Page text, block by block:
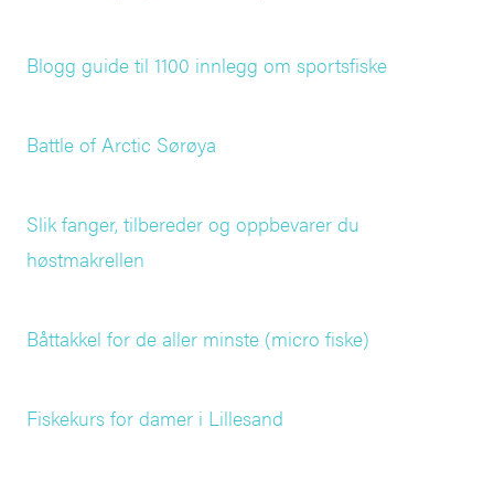
Blogg guide til 1100 innlegg om sportsfiske
Battle of Arctic Sørøya
Slik fanger, tilbereder og oppbevarer du
høstmakrellen
Båttakkel for de aller minste (micro fiske)
Fiskekurs for damer i Lillesand